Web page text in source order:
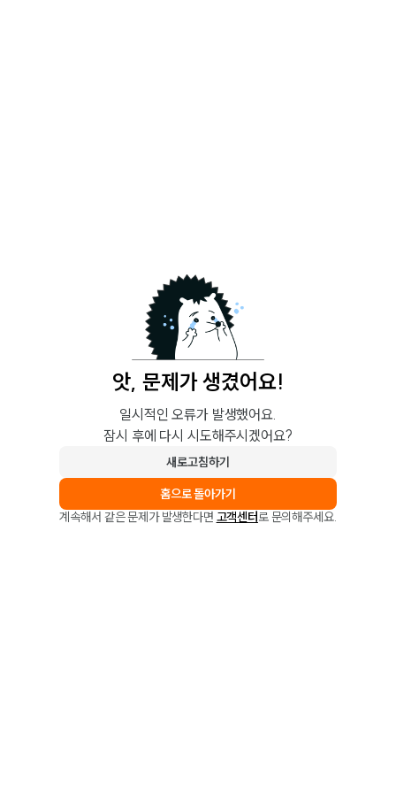
앗, 문제가 생겼어요!
일시적인 오류가 발생했어요.
잠시 후에 다시 시도해주시겠어요?
새로고침하기
홈으로 돌아가기
계속해서 같은 문제가 발생한다면 고객센터로 문의해주세요.